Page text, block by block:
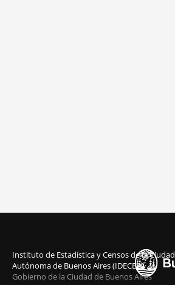
Instituto de Estadística y Censos de la Ciudad
Autónoma de Buenos Aires (IDECBA)
Gobierno de la Ciudad de Buenos Aires